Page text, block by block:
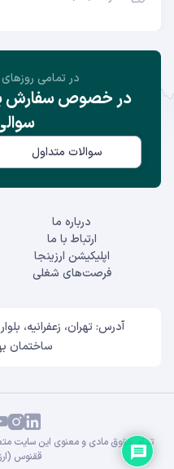
در تمامی
در خصوص سفارش
سوالات متداول
درباره ما
ارتباط با ما
اپلیکیشن ارزینجا
فرصت‌های شغلی
ساختمان
تمام حقوق مادی و معنوی این سایت
ققنوس